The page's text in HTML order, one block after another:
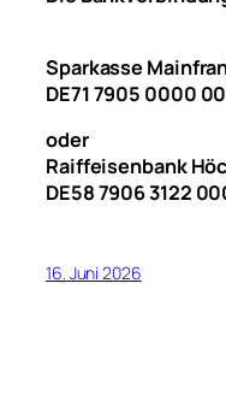
Sparkasse
DE71 7905 0000
oder
Raiffeisenbank
DE58 7906 3122
16. Juni 2026